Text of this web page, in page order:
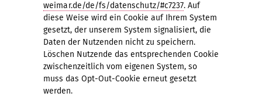
weimar.de/de/fs/datenschutz/#c7237. Auf
diese Weise wird ein Cookie auf Ihrem System
gesetzt, der unserem System signalisiert, die
Daten der Nutzenden nicht zu speichern.
Löschen Nutzende das entsprechenden Cookie
zwischenzeitlich vom eigenen System, so
muss das Opt-Out-Cookie erneut gesetzt
werden.